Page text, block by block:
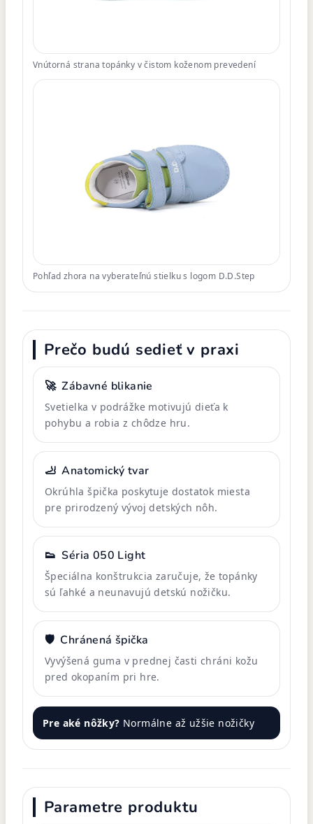
Vnútorná strana topánky v čistom koženom prevedení
Pohľad zhora na vyberateľnú stielku s logom D.D.Step
Prečo budú sedieť v praxi
🚀 Zábavné blikanie
Svetielka v podrážke motivujú dieťa k
pohybu a robia z chôdze hru.
🦶 Anatomický tvar
Okrúhla špička poskytuje dostatok miesta
pre prirodzený vývoj detských nôh.
👟 Séria 050 Light
Špeciálna konštrukcia zaručuje, že topánky
sú ľahké a neunavujú detskú nožičku.
🛡️ Chránená špička
Vyvýšená guma v prednej časti chráni kožu
pred okopaním pri hre.
Pre aké nôžky? Normálne až užšie nožičky
Parametre produktu